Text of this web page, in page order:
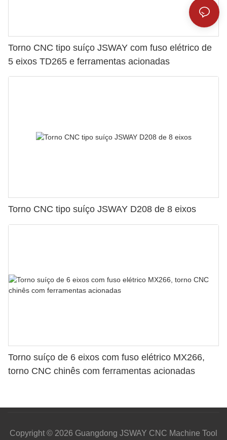
Torno CNC tipo suíço JSWAY com fuso elétrico de
5 eixos TD265 e ferramentas acionadas
Torno CNC tipo suíço JSWAY D208 de 8 eixos
Torno suíço de 6 eixos com fuso elétrico MX266,
torno CNC chinês com ferramentas acionadas
Copyright © 2026 Guangdong JSWAY CNC Machine Tool